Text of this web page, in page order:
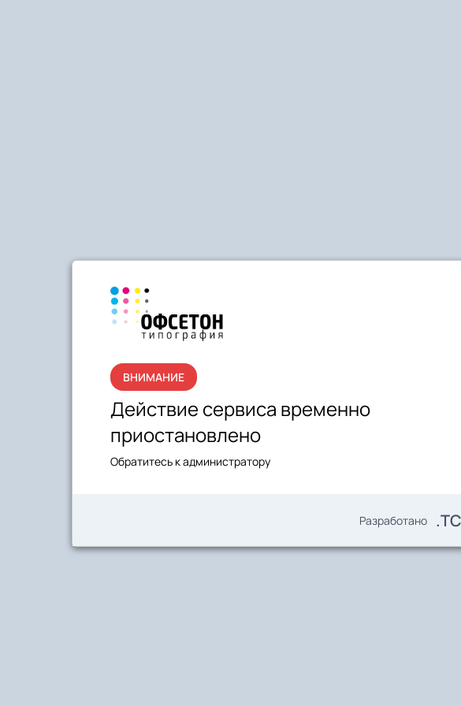
ВНИМАНИЕ
Действие сервиса временно
приостановлено
Обратитесь к администратору
Разработано